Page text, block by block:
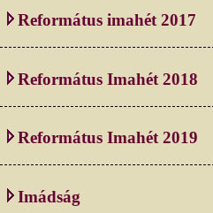
Református imahét 2017
Református Imahét 2018
Református Imahét 2019
Imádság